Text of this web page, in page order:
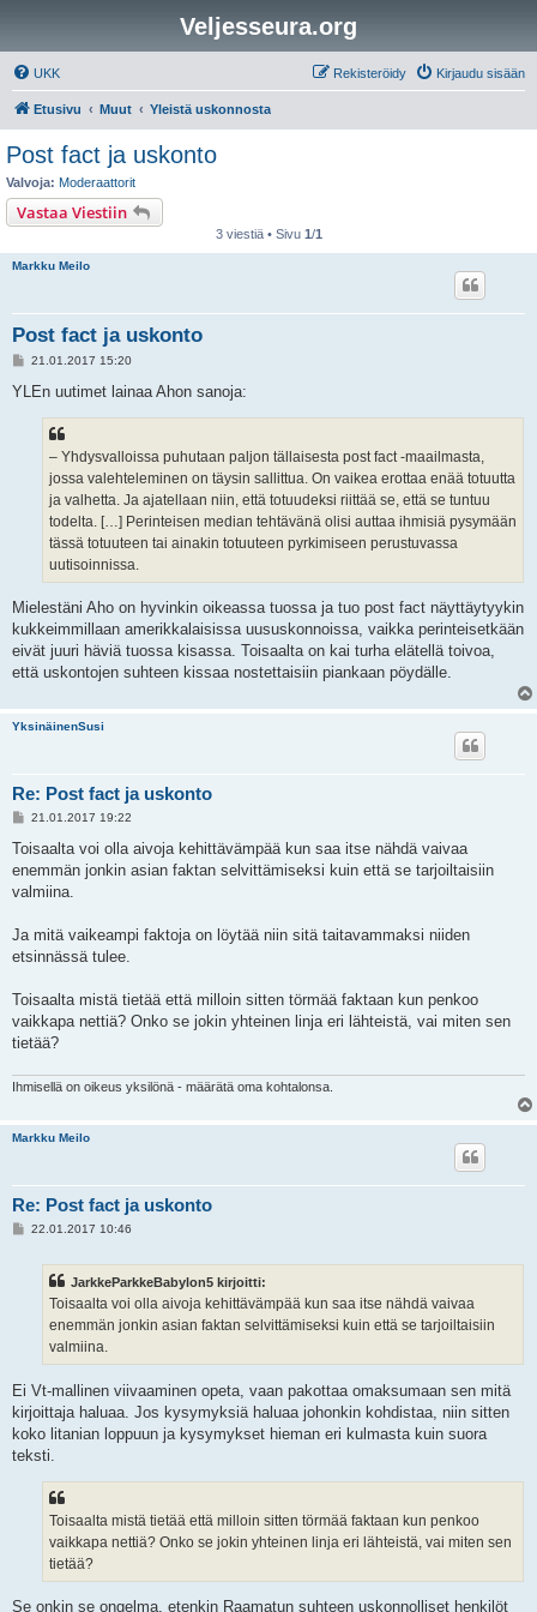
Veljesseura.org
UKK Kirjaudu sisään
Rekisteröidy
Etusivu Muut Yleistä uskonnosta
Post fact ja uskonto
Valvoja: Moderaattorit
Vastaa Viestiin
3 viestiä • Sivu 1/1
Markku Meilo
Post fact ja uskonto
V
e
21.01.2017 15:20
YLEn uutimet lainaa Ahon sanoja:
– Yhdysvalloissa puhutaan paljon tällaisesta post fact -maailmasta,
jossa valehteleminen on täysin sallittua. On vaikea erottaa enää totuutta
ja valhetta. Ja ajatellaan niin, että totuudeksi riittää se, että se tuntuu
todelta. […] Perinteisen median tehtävänä olisi auttaa ihmisiä pysymään
tässä totuuteen tai ainakin totuuteen pyrkimiseen perustuvassa
uutisoinnissa.
Mielestäni Aho on hyvinkin oikeassa tuossa ja tuo post fact näyttäytyykin
kukkeimmillaan amerikkalaisissa uususkonnoissa, vaikka perinteisetkään
eivät juuri häviä tuossa kisassa. Toisaalta on kai turha elätellä toivoa,
että uskontojen suhteen kissaa nostettaisiin piankaan pöydälle.
YksinäinenSusi
Re: Post fact ja uskonto
V
e
t
i
21.01.2017 19:22
Toisaalta voi olla aivoja kehittävämpää kun saa itse nähdä vaivaa
enemmän jonkin asian faktan selvittämiseksi kuin että se tarjoiltaisiin
valmiina.
Ja mitä vaikeampi faktoja on löytää niin sitä taitavammaksi niiden
etsinnässä tulee.
Toisaalta mistä tietää että milloin sitten törmää faktaan kun penkoo
vaikkapa nettiä? Onko se jokin yhteinen linja eri lähteistä, vai miten sen
tietää?
Ihmisellä on oikeus yksilönä - määrätä oma kohtalonsa.
Markku Meilo
Re: Post fact ja uskonto
V22.01.2017 10:46
JarkkeParkkeBabylon5 kirjoitti:
Toisaalta voi olla aivoja kehittävämpää kun saa itse nähdä vaivaa
enemmän jonkin asian faktan selvittämiseksi kuin että se tarjoiltaisiin
valmiina.
Ei Vt-mallinen viivaaminen opeta, vaan pakottaa omaksumaan sen mitä
kirjoittaja haluaa. Jos kysymyksiä haluaa johonkin kohdistaa, niin sitten
koko litanian loppuun ja kysymykset hieman eri kulmasta kuin suora
teksti.
Toisaalta mistä tietää että milloin sitten törmää faktaan kun penkoo
vaikkapa nettiä? Onko se jokin yhteinen linja eri lähteistä, vai miten sen
tietää?
Se onkin se ongelma, etenkin Raamatun suhteen uskonnolliset henkilöt